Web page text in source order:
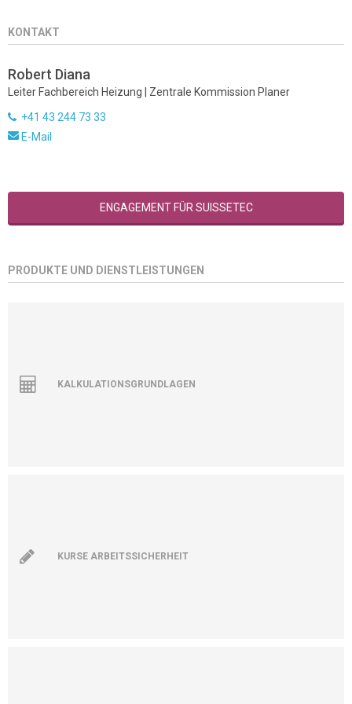
KONTAKT
Robert Diana
Leiter Fachbereich Heizung | Zentrale Kommission Planer
+41 43 244 73 33
E-Mail
ENGAGEMENT FÜR SUISSETEC
PRODUKTE UND DIENSTLEISTUNGEN
KALKULATIONSGRUNDLAGEN
KURSE ARBEITSSICHERHEIT